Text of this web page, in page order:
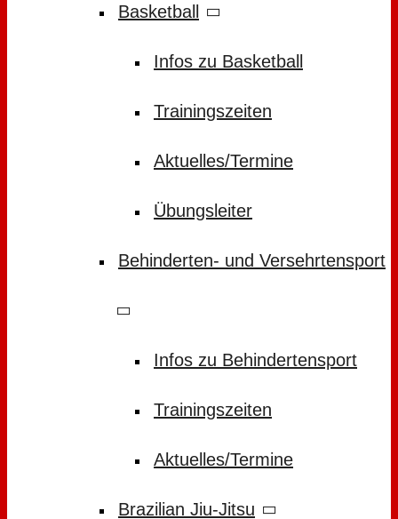
Basketball
Infos zu Basketball
Trainingszeiten
Aktuelles/Termine
Übungsleiter
Behinderten- und Versehrtensport
Infos zu Behindertensport
Trainingszeiten
Aktuelles/Termine
Brazilian Jiu-Jitsu